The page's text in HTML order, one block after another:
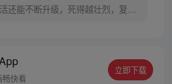
还能不断升级，死得越壮烈，复活
人的传说……等等，没人告诉我，
要扣命的呀！
快看
立即下载